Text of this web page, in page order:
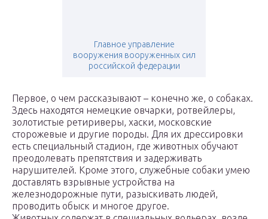
Главное управление
вооружения вооруженных сил
российской федерации
Первое, о чем рассказывают – конечно же, о собаках.
Здесь находятся немецкие овчарки, ротвейлеры,
золотистые ретириверы, хаски, московские
сторожевые и другие породы. Для их дрессировки
есть специальный стадион, где животных обучают
преодолевать препятствия и задерживать
нарушителей. Кроме этого, служебные собаки умею
доставлять взрывные устройства на
железнодорожные пути, разыскивать людей,
проводить обыск и многое другое.